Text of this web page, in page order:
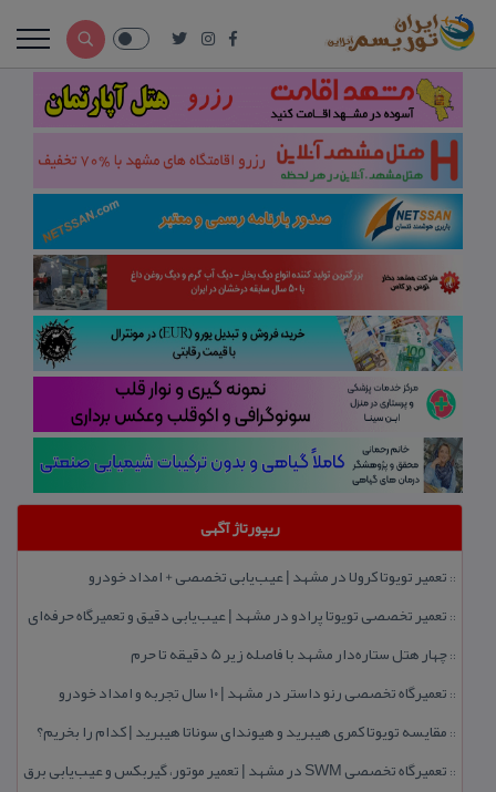
ریپورتاژ آگهی
:: تعمیر تویوتا كرولا در مشهد | عیب‌یابی تخصصی + امداد خودرو
:: تعمیر تخصصی تویوتا پرادو در مشهد | عیب‌یابی دقیق و تعمیرگاه حرفه‌ای
::چهار هتل‌ ستاره‌دار مشهد با فاصله زیر 5 دقیقه تا حرم
:: تعمیرگاه تخصصی رنو داستر در مشهد | ۱۰ سال تجربه و امداد خودرو
:: مقایسه تویوتا كمری هیبرید و هیوندای سوناتا هیبرید | كدام را بخریم؟
:: تعمیرگاه تخصصی SWM در مشهد | تعمیر موتور، گیربكس و عیب‌یابی برق